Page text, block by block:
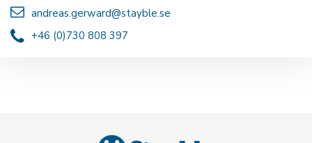
andreas.gerward@stayble.se
+46 (0)730 808 397